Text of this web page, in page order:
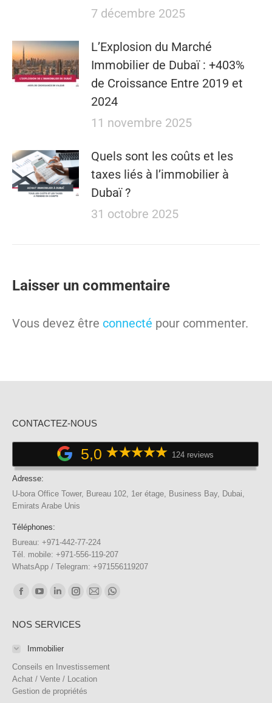
7 décembre 2025
L’Explosion du Marché
Immobilier de Dubaï : +403%
de Croissance Entre 2019 et
2024
11 novembre 2025
Quels sont les coûts et les
taxes liés à l’immobilier à
Dubaï ?
31 octobre 2025
Laisser un commentaire
Vous devez être connecté pour commenter.
CONTACTEZ-NOUS
5,0 124 reviews
Adresse:
U-bora Office Tower, Bureau 102, 1er étage, Business Bay, Dubai,
Emirats Arabe Unis
Téléphones:
Bureau: +971-442-77-224
Tél. mobile: +971-556-119-207
WhatsApp / Telegram: +971556119207
Trouvez nous sur :
Facebook
opens
window
opens
in
window
LinkedIn
opens
in
window
Instagram
opens
window
E-
new
WhatsApp
NOS SERVICES
Immobilier
Conseils en Investissement
Achat / Vente / Location
Gestion de propriétés